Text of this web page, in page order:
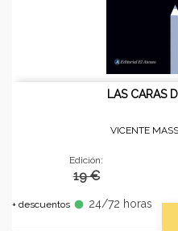
LAS CARAS
VICENTE
Edición:
19 €
+ descuentos fiber_manual_record 24/72 horas